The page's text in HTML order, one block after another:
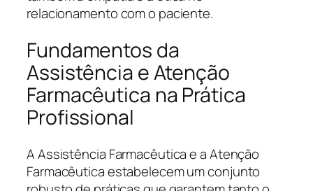
relacionamento com o paciente.
Fundamentos da
Assistência e Atenção
Farmacêutica na Prática
Profissional
A Assistência Farmacêutica e a Atenção
Farmacêutica estabelecem um conjunto